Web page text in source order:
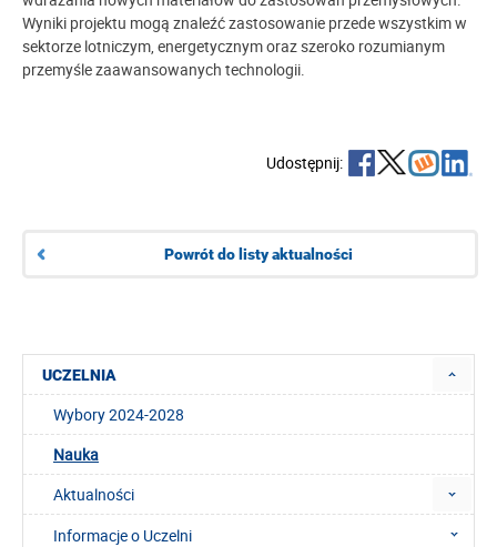
Wyniki projektu mogą znaleźć zastosowanie przede wszystkim w
sektorze lotniczym, energetycznym oraz szeroko rozumianym
przemyśle zaawansowanych technologii.
Udostępnij:
Powrót do listy aktualności
UCZELNIA
Wybory 2024-2028
Nauka
Aktualności
Informacje o Uczelni